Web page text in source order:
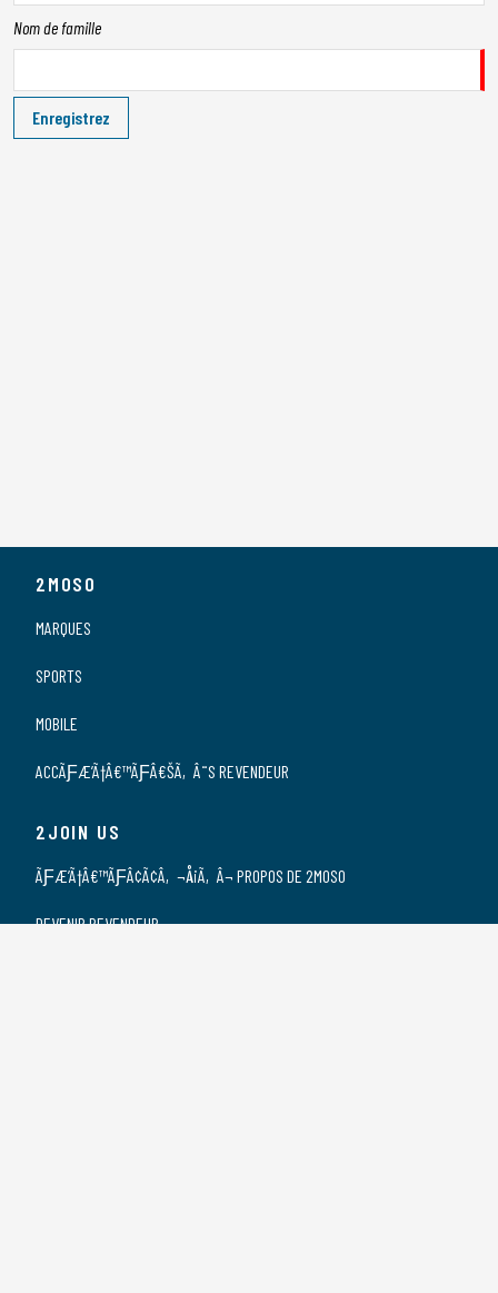
Nom de famille
2MOSO
MARQUES
SPORTS
MOBILE
ACCÃƑÆ’Ã†Â€™ÃƑÂ€ŠÃ‚Â¨S REVENDEUR
2JOIN US
ÃƑÆ’Ã†Â€™ÃƑÂ¢Ã¢Â‚¬Å¡Ã‚Â¬ PROPOS DE 2MOSO
DEVENIR REVENDEUR